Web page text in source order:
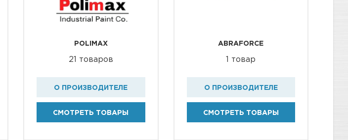
POLIMAX
21 товаров
О ПРОИЗВОДИТЕЛЕ
СМОТРЕТЬ ТОВАРЫ
ABRAFORCE
1 товар
О ПРОИЗВОДИТЕЛЕ
СМОТРЕТЬ ТОВАРЫ